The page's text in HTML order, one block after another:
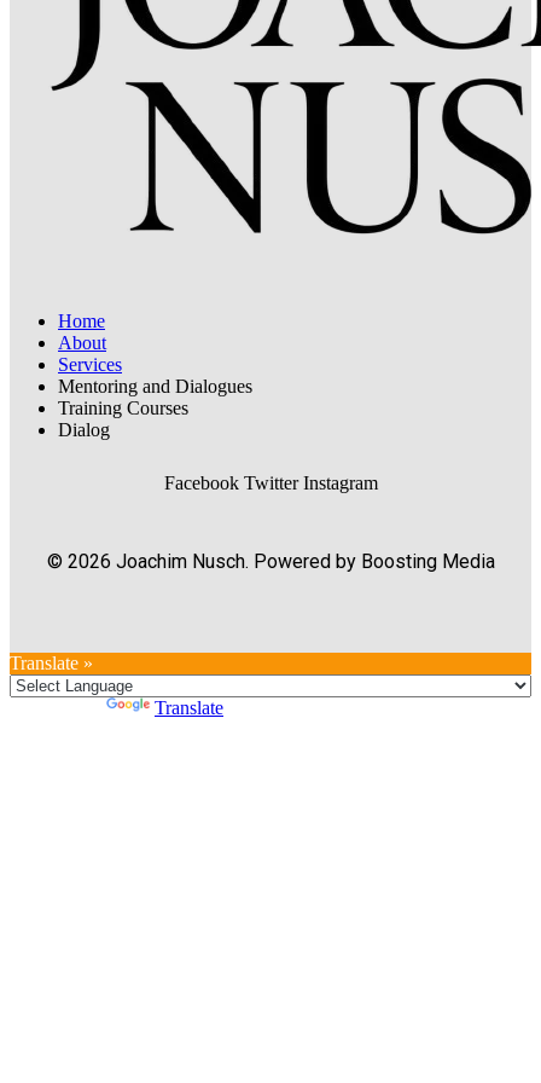
Home
About
Services
Mentoring and Dialogues
Training Courses
Dialog
Facebook Twitter Instagram
© 2026 Joachim Nusch. Powered by Boosting Media
Translate »
Translate